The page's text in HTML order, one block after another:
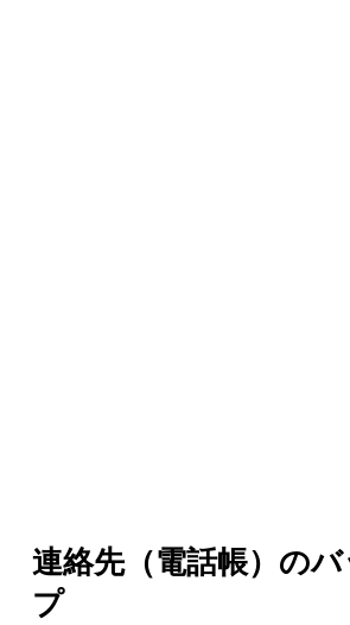
連絡先（電話帳）の
プ